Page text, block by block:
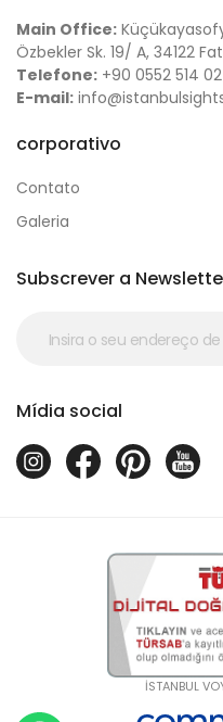
Main Office:
Özbekler Sk. 19/ A, 34122
Telefone: +90 0552 514
E-mail:
corporativo
Contato
Galeria
Subscrever a
Mídia social
İSTANBUL